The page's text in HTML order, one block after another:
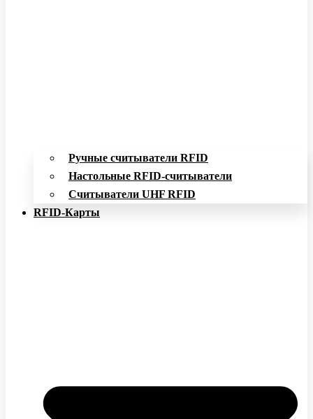
Ручные считыватели RFID
Настольные RFID-считыватели
Считыватели UHF RFID
RFID-Карты